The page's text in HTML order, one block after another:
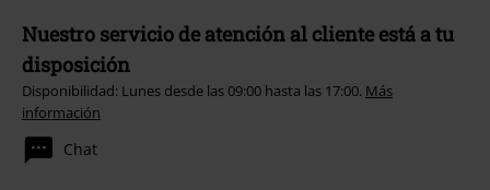
Nuestro servicio de atención al cliente está a tu
disposición
Disponibilidad: Lunes desde las 09:00 hasta las 17:00. Más
información
Chat